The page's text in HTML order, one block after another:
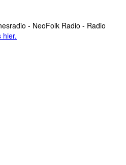
- NeoFolk Radio - Radio
hier.